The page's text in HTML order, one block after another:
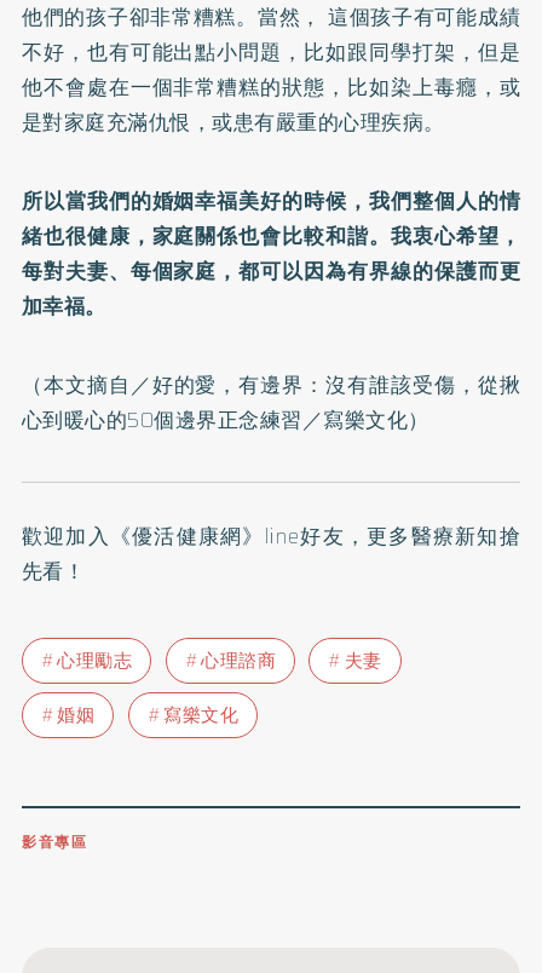
他們的孩子卻非常糟糕。當然， 這個孩子有可能成績
不好，也有可能出點小問題，比如跟同學打架，但是
他不會處在一個非常糟糕的狀態，比如染上毒癮，或
是對家庭充滿仇恨，或患有嚴重的心理疾病。
所以當我們的婚姻幸福美好的時候，我們整個人的情
緒也很健康，家庭關係也會比較和諧。我衷心希望，
每對夫妻、每個家庭，都可以因為有界線的保護而更
加幸福。
（本文摘自／好的愛，有邊界：沒有誰該受傷，從揪
心到暖心的50個邊界正念練習／寫樂文化）
歡迎加入 《優活健康網》line好友 ，更多醫療新知搶
先看！
心理勵志 心理諮商
夫妻
婚姻
寫樂文化
影音專區